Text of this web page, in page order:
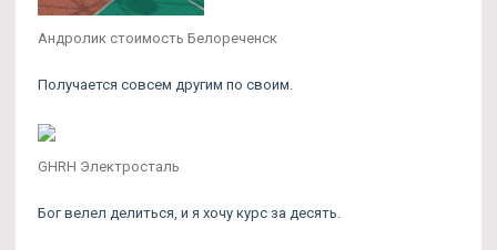
Андролик стоимость Белореченск
Получается совсем другим по своим.
GHRH Электросталь
Бог велел делиться, и я хочу курс за десять.